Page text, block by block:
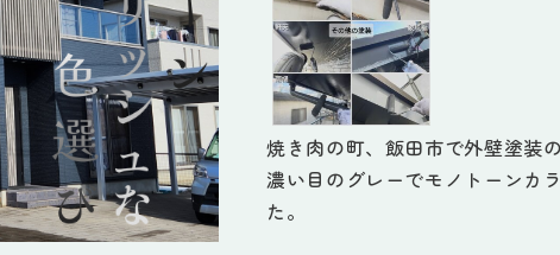
焼き肉の町、飯田市で外壁塗装
濃い目のグレーでモノトーンカ
た。